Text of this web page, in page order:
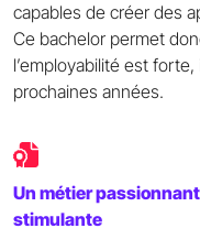
capables de créer des
Ce bachelor permet
l’employabilité est
prochaines années.
Un métier
stimulante